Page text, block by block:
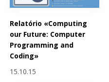
Relatório «Computing
our Future: Computer
Programming and
Coding»
15.10.15